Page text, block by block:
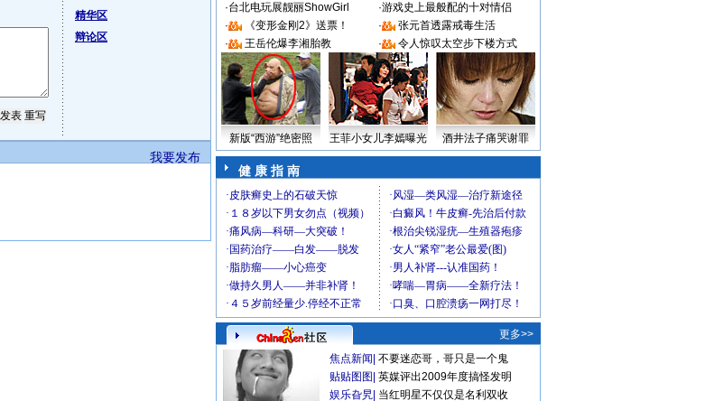
精华区
辩论区
我要发布
·台北电玩展靓丽ShowGirl ·游戏史上最般配的十对情侣
·
《变形金刚2》送票！ ·
张元首透露戒毒生活
·
王岳伦爆李湘胎教 · 令人惊叹太空步下楼方式
新版“西游”绝密照 王菲小女儿李嫣曝光 酒井法子痛哭谢罪
健 康 指 南
更多>>
焦点新闻 不要迷恋哥，哥只是一个鬼
贴贴图图 英媒评出2009年度搞怪发明
娱乐旮旯 当红明星不仅仅是名利双收